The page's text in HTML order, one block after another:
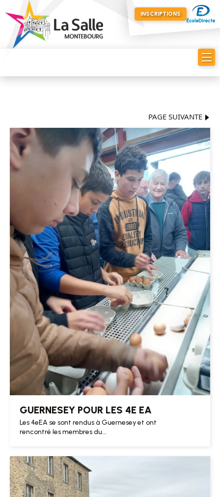
INSCRIPTIONS
PAGE SUIVANTE
GUERNESEY POUR LES 4E EA
Les 4eEA se sont rendus à Guernesey et ont
rencontré les membres du...